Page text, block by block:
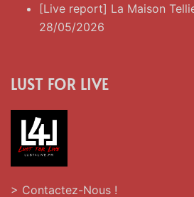
[Live report] La Maison
28/05/2026
LUST FOR LIVE
> Contactez-Nous !